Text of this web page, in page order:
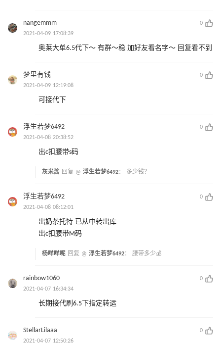
nangemmm
0
2021-04-09 17:08:39
奥莱大单6.5代下～ 有群～稳 加好友看名字～ 回复看不到
梦里有钱
0
2021-04-09 12:19:08
可接代下
浮生若梦6492
0
2021-04-08 20:38:52
出c扣腰带s码
灰米酱 回复 @ 浮生若梦6492： 多少钱？
浮生若梦6492
0
2021-04-08 08:12:01
出奶茶托特 已从中转出库
出c扣腰带M码
杨咩咩呢 回复 @ 浮生若梦6492： 腰带多少💰
rainbow1060
0
2021-04-07 16:34:34
长期接代刷6.5下指定转运
StellarLilaaa
0
2021-04-07 12:50:26